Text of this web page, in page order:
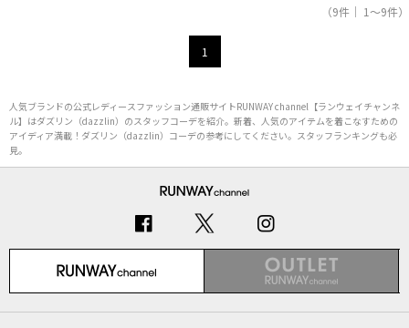
（9件｜ 1～9件）
1
人気ブランドの公式レディースファッション通販サイトRUNWAY channel【ランウェイチャンネ
ル】はダズリン（dazzlin）のスタッフコーデを紹介。新着、人気のアイテムを着こなすための
アイディア満載！ダズリン（dazzlin）コーデの参考にしてください。スタッフランキングも必
見。